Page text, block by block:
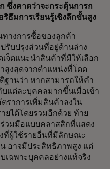
งคาดว่าจะกระตุ้นการก
ธึมการเรียนรู้เชิงลึกขั้นสูง
ทางการซื้อของลูกค้า
รับปรุงส่วนที่อยู่ด้านล่าง
เจ็ตแนะนำสินค้าที่มีให้เลือก
สูงสุดจากตำแหน่งที่โดด
ฐานว่า หากสามารถให้คำ
แต่ละบุคคลมากขึ้นเมื่อเข้า
ราการเพิ่มสินค้าลงใน
ยได้โดยรวมอีกด้วย ท้าย
วมมือแบบคลาสสิกที่แสดง
ที่ผู้ใช้รายอื่นที่มีลักษณะ
อาจมีประสิทธิภาพสูง แต่
เฉพาะบุคคลอย่างแท้จริง